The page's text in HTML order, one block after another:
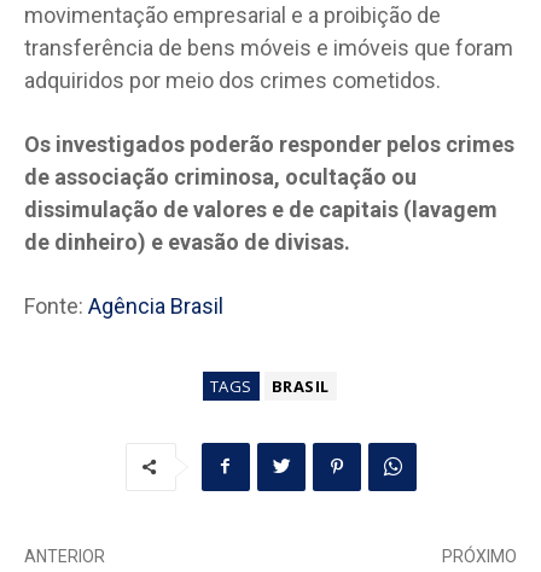
movimentação empresarial e a proibição de
transferência de bens móveis e imóveis que foram
adquiridos por meio dos crimes cometidos.
Os investigados poderão responder pelos crimes
de associação criminosa, ocultação ou
dissimulação de valores e de capitais (lavagem
de dinheiro) e evasão de divisas.
Fonte: Agência Brasil
TAGS BRASIL
ANTERIOR PRÓXIMO